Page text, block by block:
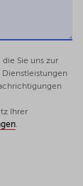
Sie uns zur
Dienstleistungen
Ihrer
.